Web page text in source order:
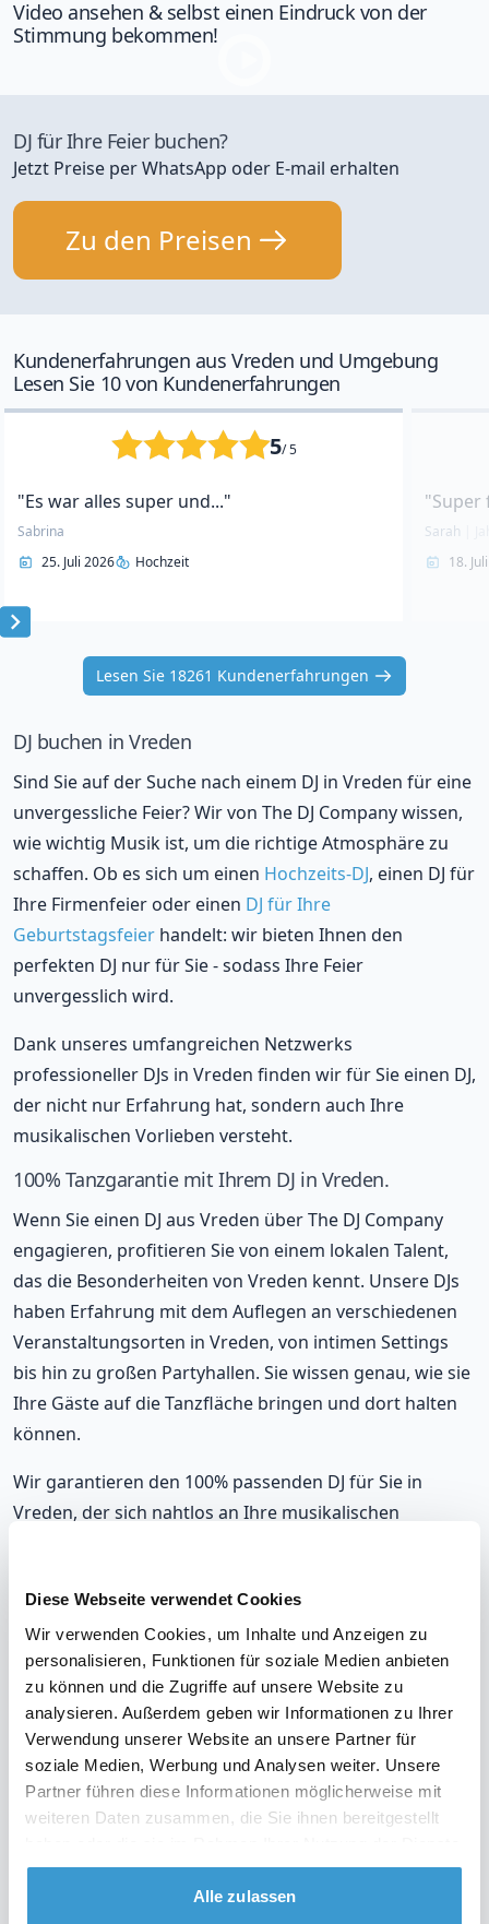
Diese Webseite verwendet Cookies
Wir verwenden Cookies, um Inhalte und Anzeigen zu
personalisieren, Funktionen für soziale Medien anbieten
zu können und die Zugriffe auf unsere Website zu
analysieren. Außerdem geben wir Informationen zu Ihrer
Verwendung unserer Website an unsere Partner für
soziale Medien, Werbung und Analysen weiter. Unsere
Partner führen diese Informationen möglicherweise mit
weiteren Daten zusammen, die Sie ihnen bereitgestellt
gesammelt haben.
Alle zulassen
Video ansehen & selbst einen Eindruck von der
Stimmung bekommen!
DJ für Ihre Feier buchen?
Jetzt Preise per WhatsApp oder E-mail erhalten
Zu den Preisen
Kundenerfahrungen aus Vreden und Umgebung
Lesen Sie 10 von Kundenerfahrungen
5/ 5
"Es war alles super und..."
Sabrina
25. Juli 2026
Hochzeit
"Super
Sarah
18.
Item
Lesen Sie 18261 Kundenerfahrungen
DJ buchen in Vreden
Sind Sie auf der Suche nach einem DJ in Vreden für eine
unvergessliche Feier? Wir von The DJ Company wissen,
wie wichtig Musik ist, um die richtige Atmosphäre zu
schaffen. Ob es sich um einen Hochzeits-DJ, einen DJ für
Ihre Firmenfeier oder einen DJ für Ihre
Geburtstagsfeier handelt: wir bieten Ihnen den
perfekten DJ nur für Sie - sodass Ihre Feier
unvergesslich wird.
Dank unseres umfangreichen Netzwerks
professioneller DJs in Vreden finden wir für Sie einen DJ,
der nicht nur Erfahrung hat, sondern auch Ihre
musikalischen Vorlieben versteht.
100% Tanzgarantie mit Ihrem DJ in Vreden.
Wenn Sie einen DJ aus Vreden über The DJ Company
engagieren, profitieren Sie von einem lokalen Talent,
das die Besonderheiten von Vreden kennt. Unsere DJs
haben Erfahrung mit dem Auflegen an verschiedenen
Veranstaltungsorten in Vreden, von intimen Settings
bis hin zu großen Partyhallen. Sie wissen genau, wie sie
Ihre Gäste auf die Tanzfläche bringen und dort halten
können.
Wir garantieren den 100% passenden DJ für Sie in
Vreden, der sich nahtlos an Ihre musikalischen
immer richtig liegen.
Unsere DJs gehören zu den meistgebuchten in Vreden,
mit einer durchschnittlichen Bewertung von 9,2. Und im
unwahrscheinlichen Fall, dass Sie mit Ihrem DJ nicht
zufrieden sind? Erhalten Sie Ihr Geld zurück.